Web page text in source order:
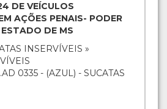
DE VEÍCULOS
AÇÕES PENAIS- PODER
DE MS
INSERVÍVEIS »
0335 - (AZUL) - SUCATAS